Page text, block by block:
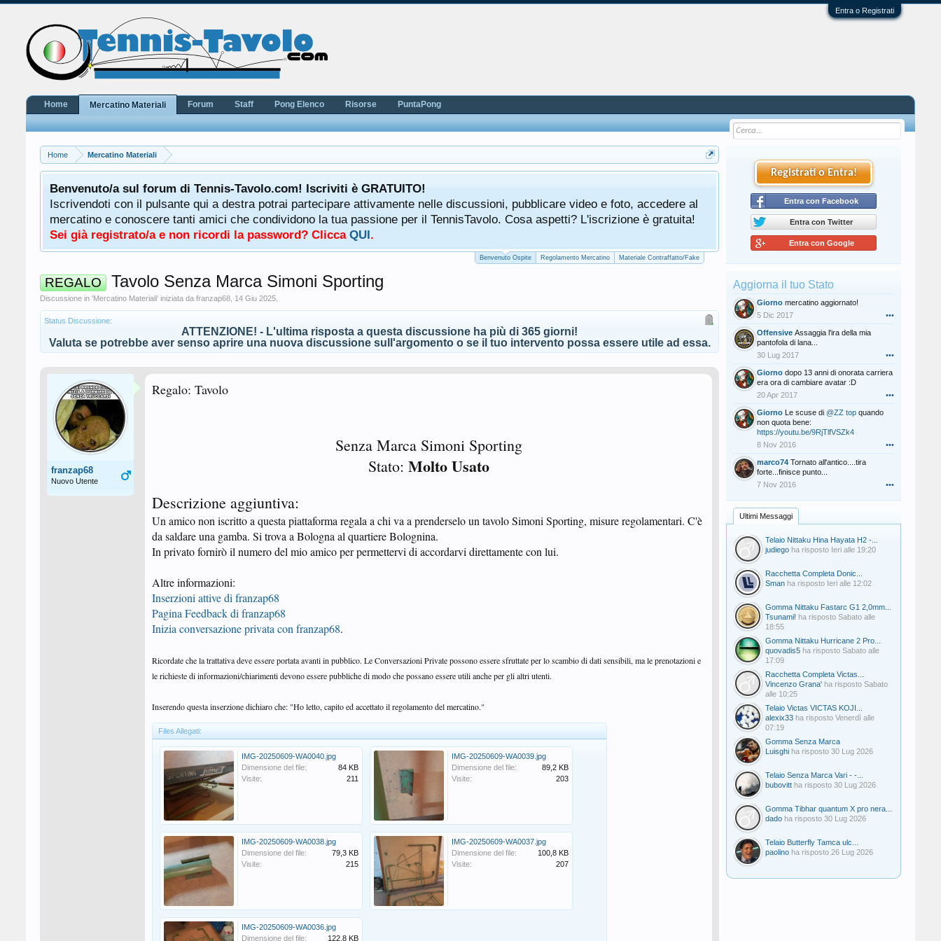
Entra o Registrati
Home Mercatino Materiali
Benvenuto/a sul forum di Tennis-Tavolo.com! Iscriviti è GRATUITO!
Iscrivendoti con il pulsante qui a destra potrai partecipare attivamente nelle discussioni, pubblicare video e foto, accedere al
mercatino e conoscere tanti amici che condividono la tua passione per il TennisTavolo. Cosa aspetti? L'iscrizione è gratuita!
Sei già registrato/a e non ricordi la password? Clicca QUI.
Tutti gli utenti che partecipano al
cliccando qui di seguito:Regolamento
Benvenuto Ospite Regolamento Mercatino Materiale Contraffatto/Fake
REGALO Tavolo Senza Marca Simoni Sporting
Discussione in 'Mercatino Materiali' iniziata da franzap68 14 Giu 2025
Status Discussione:
ATTENZIONE! - L'ultima risposta a questa discussione ha più di 365 giorni!
Valuta se potrebbe aver senso aprire una nuova discussione sull'argomento o se il tuo intervento possa essere utile ad essa.
franzap68
Nuovo Utente
Regalo: Tavolo
Senza Marca Simoni Sporting
Stato: Molto Usato
Descrizione aggiuntiva:
Un amico non iscritto a questa piattaforma regala a chi va a prenderselo un tavolo Simoni Sporting, misure regolamentari. C'è
da saldare una gamba. Si trova a Bologna al quartiere Bolognina.
In privato fornirò il numero del mio amico per permettervi di accordarvi direttamente con lui.
Altre informazioni:
Inserzioni attive di franzap68
Pagina Feedback di franzap68
Inizia conversazione privata con franzap68.
Ricordate che la trattativa deve essere portata avanti in pubblico. Le Conversazioni Private possono essere sfruttate per lo scambio di dati sensibili, ma le prenotazioni e
le richieste di informazioni/chiarimenti devono essere pubbliche di modo che possano essere utili anche per gli altri utenti.
Inserendo questa inserzione dichiaro che: "Ho letto, capito ed accettato il regolamento del mercatino."
Files Allegati:
IMG-20250609-WA0040.jpg
Dimensione del file:
84 KB
Visite:
211
IMG-20250609-WA0039.jpg
Dimensione del file:
89,2 KB
Visite:
203
IMG-20250609-WA0038.jpg
Dimensione del file:
79,3 KB
Visite:
215
IMG-20250609-WA0037.jpg
Dimensione del file:
100,8 KB
Visite:
207
IMG-20250609-WA0036.jpg
Dimensione del file:
122,8 KB
Registrati o Entra!
Entra con Facebook
Entra con Twitter
Entra con Google
Aggiorna il tuo Stato
Giorno mercatino aggiornato!
5 Dic 2017
•••
Offensive Assaggia l'ira della mia
pantofola di lana...
30 Lug 2017
•••
Giorno dopo 13 anni di onorata carriera
era ora di cambiare avatar :D
20 Apr 2017
•••
Giorno Le scuse di @ZZ top quando
non quota bene:
https://youtu.be/9RjTlfVSZk4
8 Nov 2016
•••
marco74 Tornato all'antico....tira
forte...finisce punto...
7 Nov 2016
•••
Ultimi Messaggi
Telaio Nittaku Hina Hayata H2 -...
judiego ha risposto Ieri alle 19:20
Racchetta Completa Donic...
Sman ha risposto Ieri alle 12:02
Gomma Nittaku Fastarc G1 2,0mm...
Tsunami! ha risposto Sabato alle
18:55
Gomma Nittaku Hurricane 2 Pro...
quovadis5 ha risposto Sabato alle
17:09
Racchetta Completa Victas...
Vincenzo Grana' ha risposto Sabato
alle 10:25
Telaio Victas VICTAS KOJI...
alexix33 ha risposto Venerdì alle
07:19
Gomma Senza Marca
Luisghi ha risposto 30 Lug 2026
Telaio Senza Marca Vari - -...
bubovitt ha risposto 30 Lug 2026
Gomma Tibhar quantum X pro nera...
dado ha risposto 30 Lug 2026
Telaio Butterfly Tamca ulc...
paolino ha risposto 26 Lug 2026
Home Mercatino Materiali Forum Staff Pong Elenco Risorse PuntaPong